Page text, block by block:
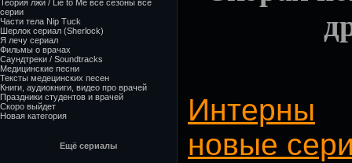
Теория лжи / Lie to Me все сезоны все
серии
Части тела Nip Tuck
Шерлок сериал (Sherlock)
Я лечу сериал
Фильмы о врачах
Саундтреки / Soundtracks
Медицинские песни
Тексты медецинских песен
Книги, аудиокниги, видео про врачей
Праздники студентов и врачей
Скоро выйдет
Новая категория
Ещё сериалы
Интерны
новые